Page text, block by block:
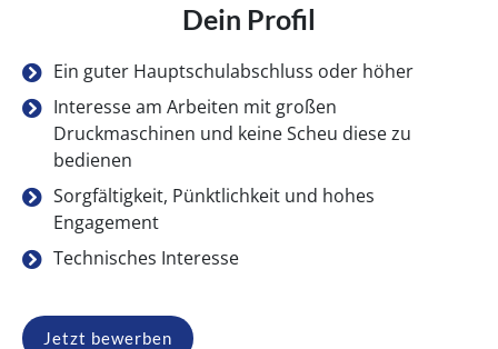
Dein Profil
Ein guter Hauptschulabschluss oder höher
Interesse am Arbeiten mit großen
Druckmaschinen und keine Scheu diese zu
bedienen
Sorgfältigkeit, Pünktlichkeit und hohes
Engagement
Technisches Interesse
Jetzt bewerben